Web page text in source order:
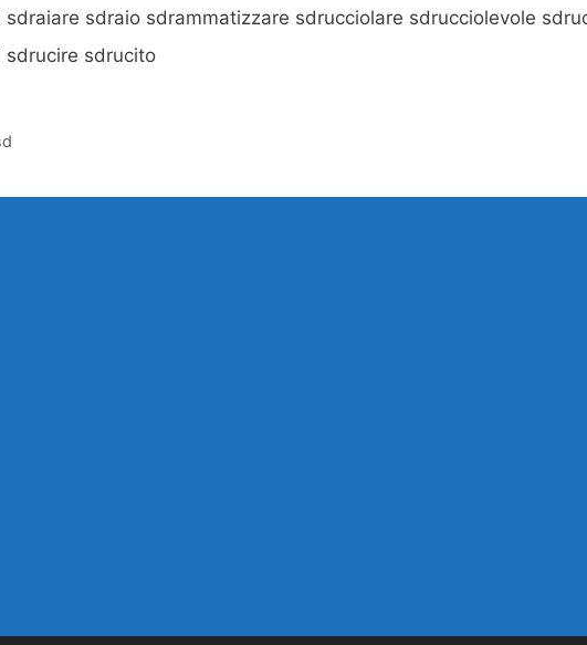
sdraio sdrammatizzare sdrucciolare sdrucciolevole
sdrucire sdrucito